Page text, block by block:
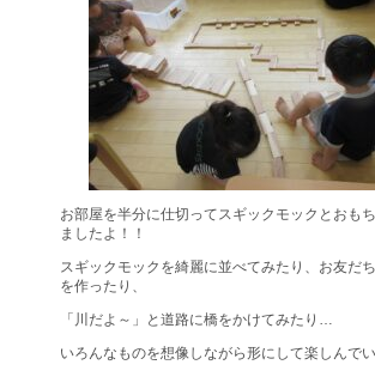
お部屋を半分に仕切ってスギックモックとおも
ましたよ！！
スギックモックを綺麗に並べてみたり、お友だ
を作ったり、
「川だよ～」と道路に橋をかけてみたり…
いろんなものを想像しながら形にして楽しんで